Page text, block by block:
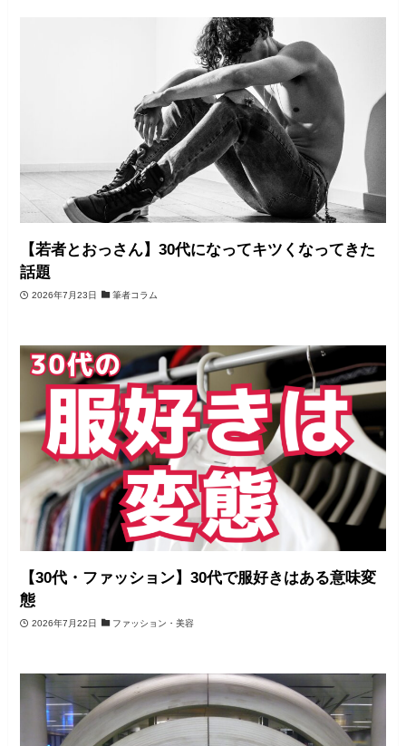
【若者とおっさん】30代になってキツくなってきた
話題
2026年7月23日 筆者コラム
【30代・ファッション】30代で服好きはある意味変
態
2026年7月22日 ファッション・美容